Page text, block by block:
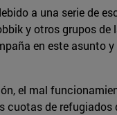
a una serie de
y otros grupos
en este asunto
el mal
de